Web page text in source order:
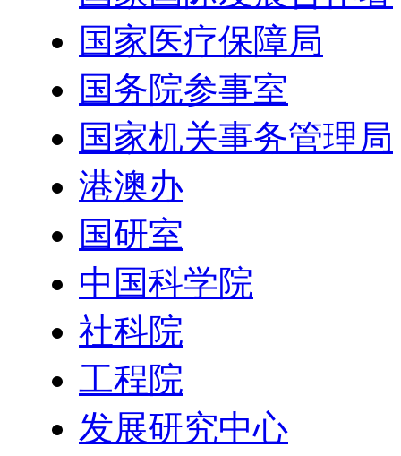
国家医疗保障局
国务院参事室
国家机关事务管理局
港澳办
国研室
中国科学院
社科院
工程院
发展研究中心